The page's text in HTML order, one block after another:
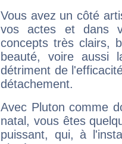
Vous avez un côté
vos actes et dans
concepts très clairs,
beauté, voire aussi
détriment de
détachement.
Avec Pluton comme
natal, vous êtes
puissant, qui, à